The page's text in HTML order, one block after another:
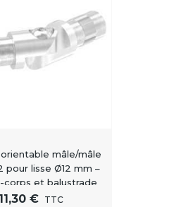
mâle/mâle
pour lisse Ø12 mm –
corps et balustrade
11,30 € TTC